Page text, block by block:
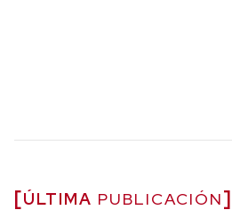
ÚLTIMA PUBLICACIÓN